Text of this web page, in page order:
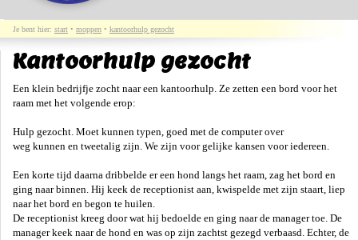
Je bent hier: start • moppen • kantoorhulp gezocht
Kantoorhulp gezocht
Een klein bedrijfje zocht naar een kantoorhulp. Ze zetten een bord voor het
raam met het volgende erop:
Hulp gezocht. Moet kunnen typen, goed met de computer over
weg kunnen en tweetalig zijn. We zijn voor gelijke kansen voor iedereen.
Een korte tijd daarna dribbelde er een hond langs het raam, zag het bord en
ging naar binnen. Hij keek de receptionist aan, kwispelde met zijn staart, liep
naar het bord en begon te huilen.
De receptionist kreeg door wat hij bedoelde en ging naar de manager toe. De
manager keek naar de hond en was op zijn zachtst gezegd verbaasd. Echter, de